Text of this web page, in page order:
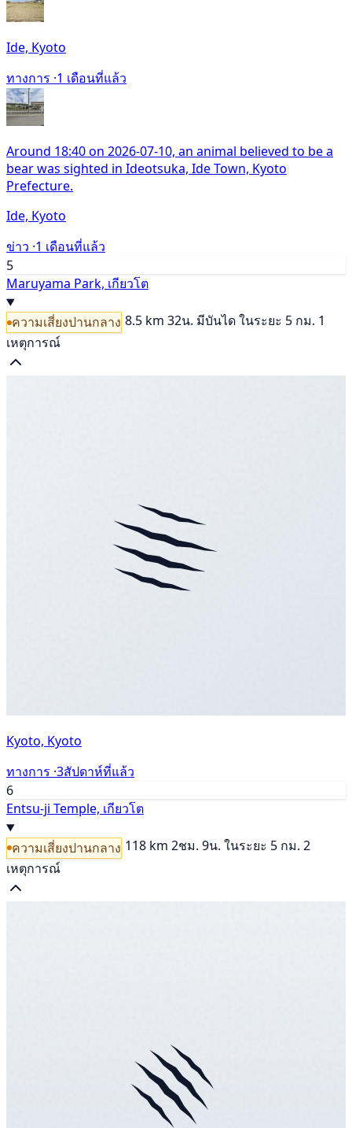
Ide, Kyoto
ทางการ ·1 เดือนที่แล้ว
Around 18:40 on 2026-07-10, an animal believed to be a
bear was sighted in Ideotsuka, Ide Town, Kyoto
Prefecture.
Ide, Kyoto
ข่าว ·1 เดือนที่แล้ว
5
Maruyama Park, เกียวโต
ความเสี่ยงปานกลาง 8.5 km 32น. มีบันไดในระยะ 5 กม. 1
เหตุการณ์
Kyoto, Kyoto
ทางการ ·3สัปดาห์ที่แล้ว
6
Entsu-ji Temple, เกียวโต
ความเสี่ยงปานกลาง 118 km 2ชม. 9น. ในระยะ 5 กม. 2
เหตุการณ์